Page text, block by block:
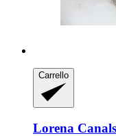
Carrello
Lorena Canals